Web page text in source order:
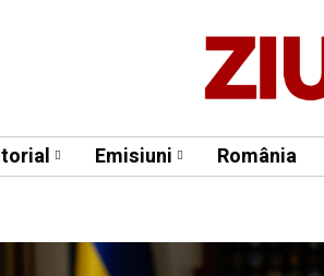
Emisiuni România